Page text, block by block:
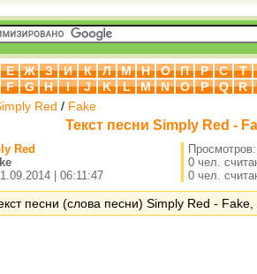
Е Ж З И К Л М Н О П Р С Т
F G H I J K L M N O P Q R
Red / Fake
Текст песни Simply Red -
Red
| 06:11:47
0 чел.
0 чел.
песни (слова песни) Simply Red -